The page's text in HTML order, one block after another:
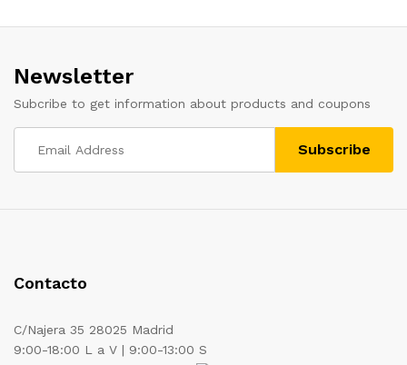
Newsletter
Subcribe to get information about products and coupons
Contacto
C/Najera 35 28025 Madrid
9:00-18:00 L a V | 9:00-13:00 S